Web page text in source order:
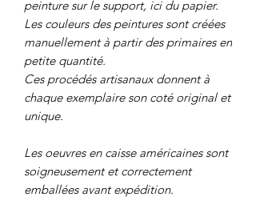
peinture sur le support, ici du papier.
Les couleurs des peintures sont créées
manuellement à partir des primaires en
petite quantité.
Ces procédés artisanaux donnent à
chaque exemplaire son coté original et
unique.
Les oeuvres en caisse américaines sont
soigneusement et correctement
emballées avant expédition.